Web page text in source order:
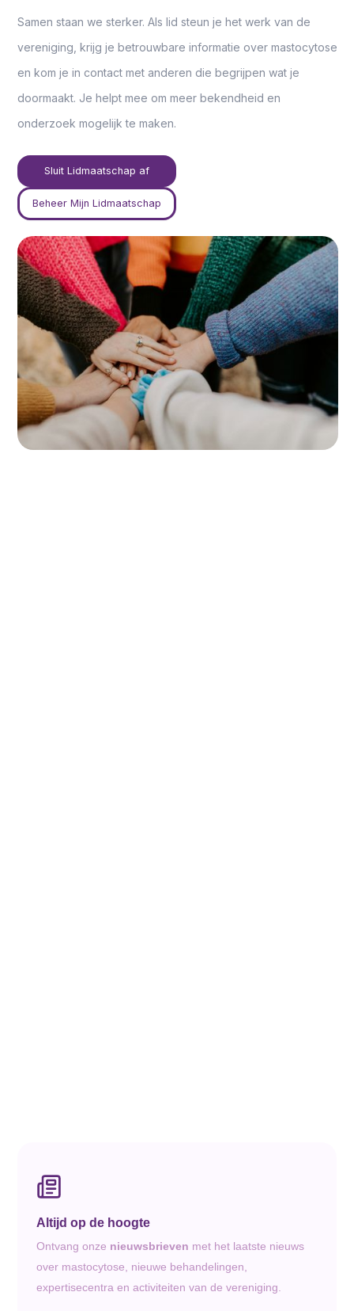
Samen staan we sterker. Als lid steun je het werk van de
vereniging, krijg je betrouwbare informatie over mastocytose
en kom je in contact met anderen die begrijpen wat je
doormaakt. Je helpt mee om meer bekendheid en
onderzoek mogelijk te maken.
Sluit Lidmaatschap af
Beheer Mijn Lidmaatschap
Altijd op de hoogte
Ontvang onze nieuwsbrieven met het laatste nieuws
over mastocytose, nieuwe behandelingen,
expertisecentra en activiteiten van de vereniging.